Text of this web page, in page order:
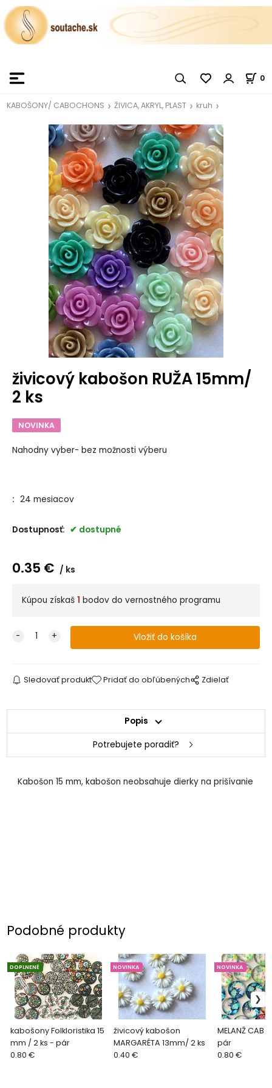
0
KABOŠONY/ CABOCHONS ŽIVICA, AKRYL, PLAST kruh
živicový kabošon RUŽA 15mm/
2 ks
NOVINKA
Nahodny vyber- bez možnosti výberu
: 24 mesiacov
Dostupnosť: dostupné
0.35 € ks
Kúpou získaš 1 bodov do vernostného programu
Sledovať produkt Pridať do obľúbených Zdielať
Popis
Potrebujete poradiť?
Kabošon 15 mm, kabošon neobsahuje dierky na prišívanie
Podobné produkty
kabošony Folkloristika 15
mm / 2 ks - pár
DOPLNENÉ
0.80 €
živicový kabošon
MARGARÉTA 13mm/ 2 ks
NOVINKA
0.40 €
MELANŽ CAB
pár
NOVINKA
0.80 €